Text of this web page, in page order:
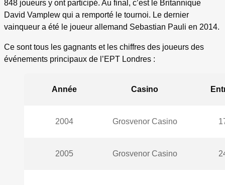
848 joueurs y ont participé. Au final, c’est le Britannique
David Vamplew qui a remporté le tournoi. Le dernier
vainqueur a été le joueur allemand Sebastian Pauli en 2014.
Ce sont tous les gagnants et les chiffres des joueurs des
événements principaux de l’EPT Londres :
Année Casino
2004 Grosvenor Casino
2005 Grosvenor Casino